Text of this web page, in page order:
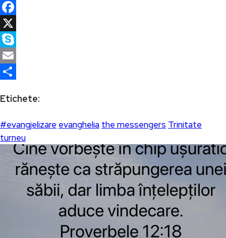
WhatsApp
Facebook
X
Skype
Email
Etichete:
#evangjelizare evanghelia the messengers Trinitate
turneu